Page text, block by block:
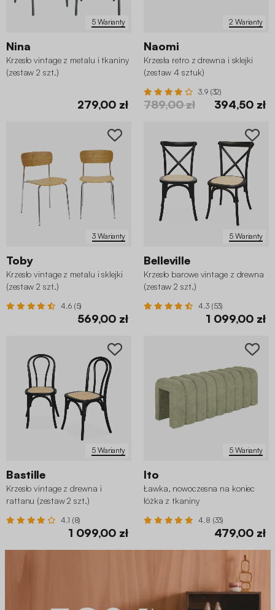
5 Warianty
Nina
Krzesło vintage z metalu i tkaniny
(zestaw 2 szt.)
279,00 zł
2 Warianty
Naomi
Krzesła retro z drewna i sklejki
(zestaw 4 sztuk)
3.9 (32)
789,00 zł 394,50 zł
3 Warianty
Toby
Krzesło vintage z metalu i sklejki
(zestaw 2 szt.)
4.6 (5)
569,00 zł
5 Warianty
Belleville
Krzesło barowe vintage z drewna
(zestaw 2 szt.)
4.3 (53)
1 099,00 zł
5 Warianty
Bastille
Krzesło vintage z drewna i
rattanu (zestaw 2 szt.)
4.1 (8)
1 099,00 zł
5 Warianty
Ito
Ławka, nowoczesna na koniec
łóżka z tkaniny
4.8 (33)
479,00 zł